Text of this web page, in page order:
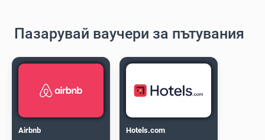
Пазарувай ваучери за пътувания
Airbnb Hotels.com